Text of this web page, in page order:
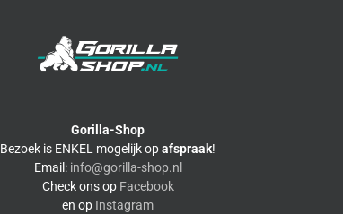
Gorilla-Shop
Bezoek is ENKEL mogelijk opafspraak!
Email: info@gorilla-shop.nl
Check ons op Facebook
en op Instagram